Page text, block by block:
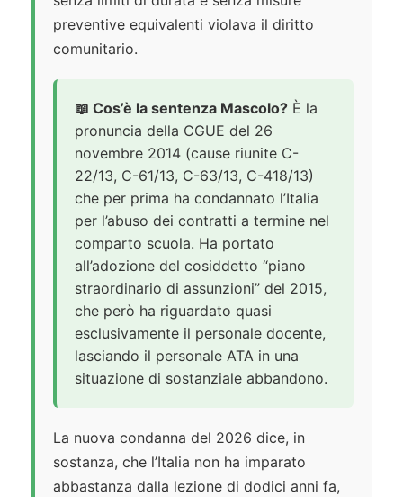
preventive equivalenti violava il diritto
comunitario.
📖 Cos’è la sentenza Mascolo? È la
pronuncia della CGUE del 26
novembre 2014 (cause riunite C-
22/13, C-61/13, C-63/13, C-418/13)
che per prima ha condannato l’Italia
per l’abuso dei contratti a termine nel
comparto scuola. Ha portato
all’adozione del cosiddetto “piano
straordinario di assunzioni” del 2015,
che però ha riguardato quasi
esclusivamente il personale docente,
lasciando il personale ATA in una
situazione di sostanziale abbandono.
La nuova condanna del 2026 dice, in
sostanza, che l’Italia non ha imparato
abbastanza dalla lezione di dodici anni fa,